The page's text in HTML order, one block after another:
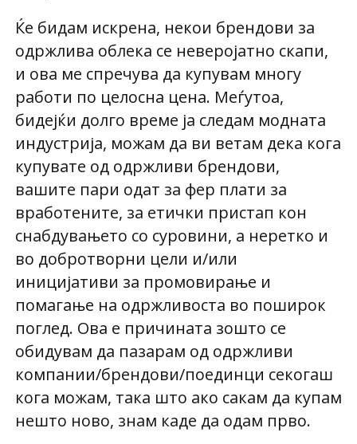
Ќе бидам искрена, некои брендови за
одржлива облека се неверојатно скапи,
и ова ме спречува да купувам многу
работи по целосна цена. Меѓутоа,
бидејќи долго време ја следам модната
индустрија, можам да ви ветам дека кога
купувате од одржливи брендови,
вашите пари одат за фер плати за
вработените, за етички пристап кон
снабдувањето со суровини, а неретко и
во добротворни цели и/или
иницијативи за промовирање и
помагање на одржливоста во поширок
поглед. Ова е причината зошто се
обидувам да пазарам од одржливи
компании/брендови/поединци секогаш
кога можам, така што ако сакам да купам
нешто ново, знам каде да одам прво.